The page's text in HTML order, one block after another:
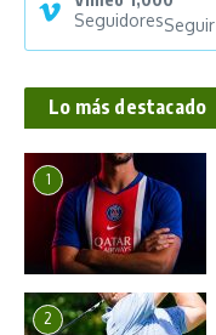
SeguidoresSeguir
Lo más destacado
1
2